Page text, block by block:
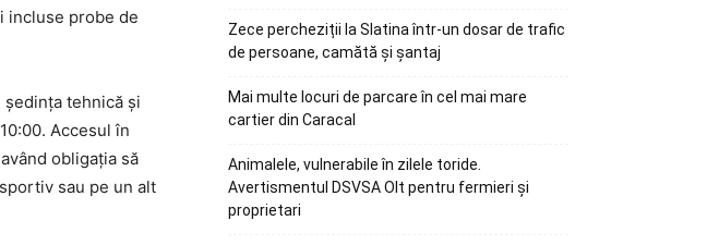
incluse probe de
ședința tehnică și
Accesul în
obligația să
sau pe un alt
Zece percheziții la Slatina într-un dosar de trafic
de persoane, camătă și șantaj
Mai multe locuri de parcare în cel mai mare
cartier din Caracal
Animalele, vulnerabile în zilele toride.
Avertismentul DSVSA Olt pentru fermieri și
proprietari